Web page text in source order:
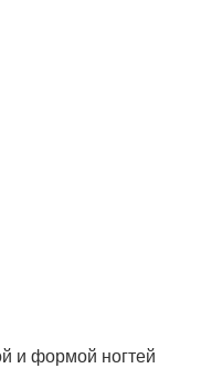
и формой ногтей